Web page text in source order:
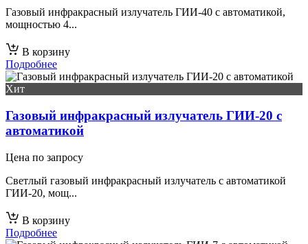
Газовый инфракрасный излучатель ГИИ-40 с автоматикой,
мощностью 4...
В корзину
Подробнее
Хит
Газовый инфракрасный излучатель ГИИ-20 с
автоматикой
Цена по запросу
Светлый газовый инфракрасный излучатель с автоматикой
ГИИ-20, мощ...
В корзину
Подробнее